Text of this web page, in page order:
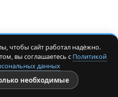
чтобы сайт работал надёжно.
вы соглашаетесь с Политикой
данных
необходимые